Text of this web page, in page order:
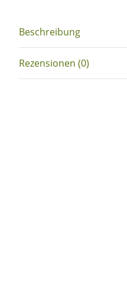
Beschreibung
Rezensionen (0)